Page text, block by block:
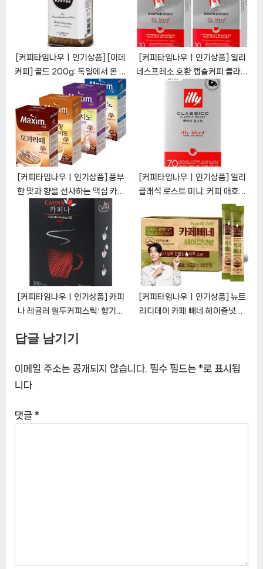
[커피타임나우ㅣ인기상품] [이데
커피] 골드 200g: 독일에서 온 고
품질 커피의 세계
[CoffeeTimeNOWㅣ추천상
품]
[커피타임나우ㅣ인기상품] 일리
네스프레소 호환 캡슐커피 클라시
코: 풍부한 향과 깊은 맛
[CoffeeTimeNOWㅣ추천상
품]
[커피타임나우ㅣ인기상품] 풍부
한 맛과 향을 선사하는 맥심 카페
컬렉션 [CoffeeTimeNOWㅣ
추천상품]
[커피타임나우ㅣ인기상품] 일리
클래식 로스트 미니: 커피 애호가
를 위한 최상의 선택
[CoffeeTimeNOWㅣ추천상
품]
[커피타임나우ㅣ인기상품] 카피
나 레귤러 원두커피스틱: 향기로
선택 [CoffeeTimeNOWㅣ추
[커피타임나우ㅣ인기상품] 뉴트
리디데이 카페 빼네 헤이즐넛향:
답글 남기기
이메일 주소는 공개되지 않습니다. 필수 필드는 *로 표시됩
니다
댓글 *